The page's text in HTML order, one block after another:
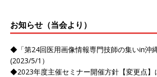
お知らせ（当会より）
◆「第24回医用画像情報専門技師の集いin沖
(2023/5/1）
◆2023年度主催セミナー開催方針【変更点】